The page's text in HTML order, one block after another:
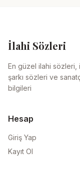
İlahi Sözleri
En güzel ilahi sözleri,
şarkı sözleri ve
bilgileri
Hesap
Giriş Yap
Kayıt Ol